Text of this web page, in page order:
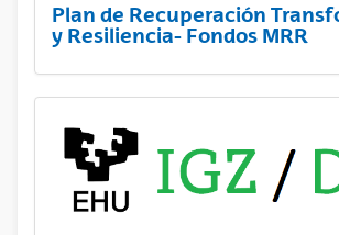
Plan de Recuperación
y Resiliencia- Fondos MRR